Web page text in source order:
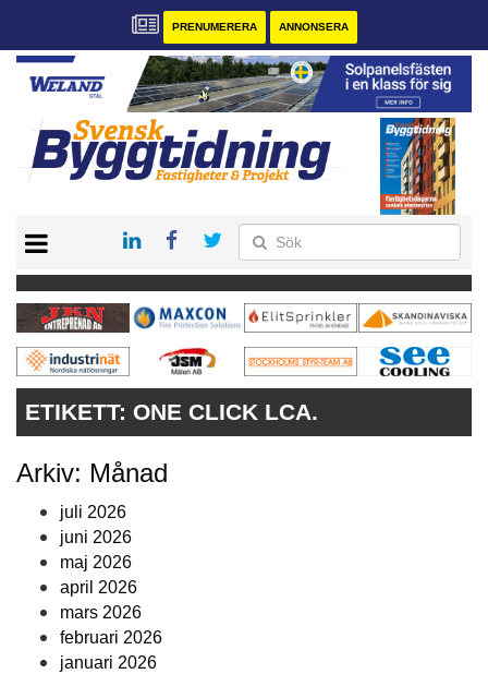
PRENUMERERA ANNONSERA
PRENUMERERA
VÅRA ANDRA MAGASIN
ANNONSERA
KONTAKT
ETIKETT: ONE CLICK LCA.
Arkiv: Månad
juli 2026
juni 2026
maj 2026
april 2026
mars 2026
februari 2026
januari 2026